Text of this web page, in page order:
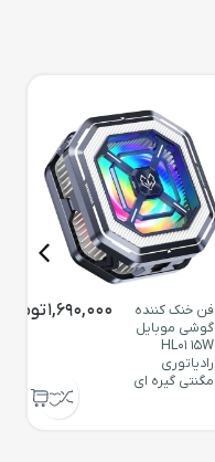
فن خنک کننده
گوشی موبایل
HL01 15W
رادیاتوری
مگنتی گیره ای
1,690,000تومان